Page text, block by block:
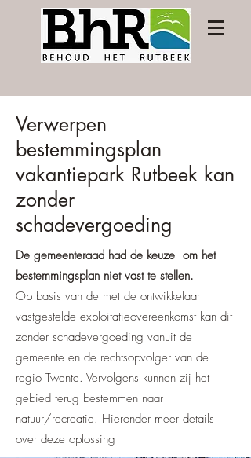
Verwerpen
bestemmingsplan
vakantiepark Rutbeek kan
zonder
schadevergoeding
De gemeenteraad had de keuze om het
bestemmingsplan niet vast te stellen.
Op basis van de met de ontwikkelaar
vastgestelde exploitatieovereenkomst kan dit
zonder schadevergoeding vanuit de
gemeente en de rechtsopvolger van de
regio Twente. Vervolgens kunnen zij het
gebied terug bestemmen naar
natuur/recreatie. Hieronder meer details
over deze oplossing